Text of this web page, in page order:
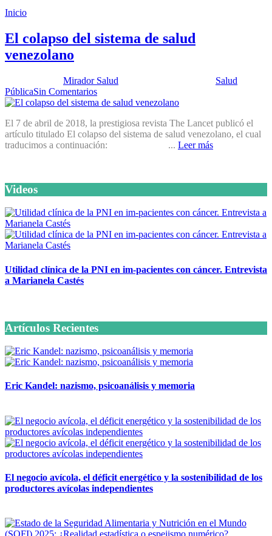
Inicio
El colapso del sistema de salud
venezolano
Mirador Salud
Salud
PúblicaSin Comentarios
El 7 de abril de 2018, la prestigiosa revista The Lancet publicó el
artículo titulado El colapso del sistema de salud venezolano, el cual
traducimos a continuación: ... Leer más
Videos
Utilidad clínica de la PNI en im-pacientes con cáncer. Entrevista
a Marianela Castés
Artículos Recientes
Eric Kandel: nazismo, psicoanálisis y memoria
El negocio avícola, el déficit energético y la sostenibilidad de los
productores avícolas independientes